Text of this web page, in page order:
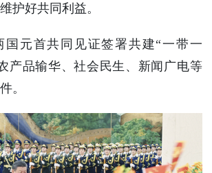
护好共同利益。
国元首共同见证签署共建“一带一
产品输华、社会民生、新闻广电等
。